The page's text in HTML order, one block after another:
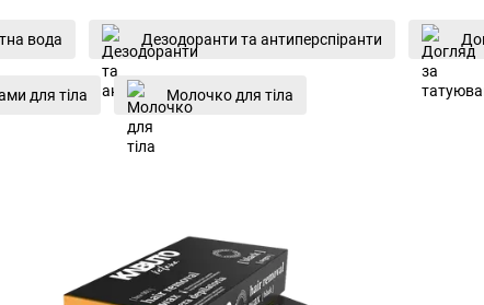
вода Дезодоранти та антиперспіранти
для тіла Молочко для тіла